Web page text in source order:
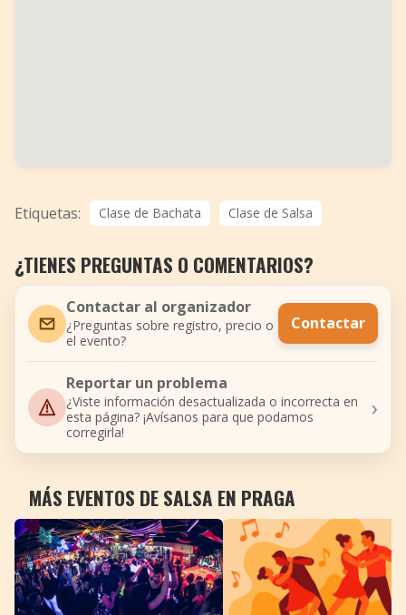
Etiquetas: Clase de Bachata Clase de Salsa
¿TIENES PREGUNTAS O COMENTARIOS?
Contactar al organizador
¿Preguntas sobre registro, precio o
el evento?
Contactar
Reportar un problema
¿Viste información desactualizada o incorrecta en
esta página? ¡Avísanos para que podamos
corregirla!
›
MÁS EVENTOS DE SALSA EN PRAGA